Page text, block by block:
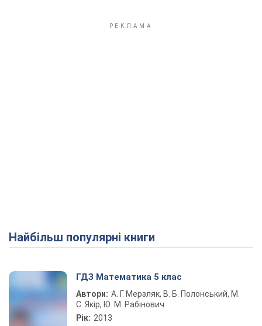
Найбільш популярні книги
ГДЗ Математика 5 клас
Автори: А. Г. Мерзляк, В. Б. Полонський, М.
С. Якір, Ю. М. Рабінович
Рік: 2013